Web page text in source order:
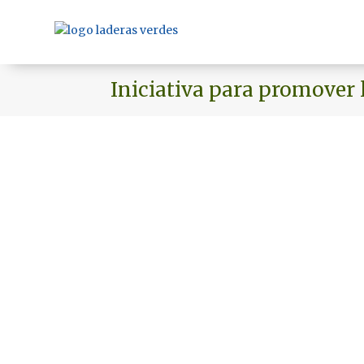
Iniciativa para promover